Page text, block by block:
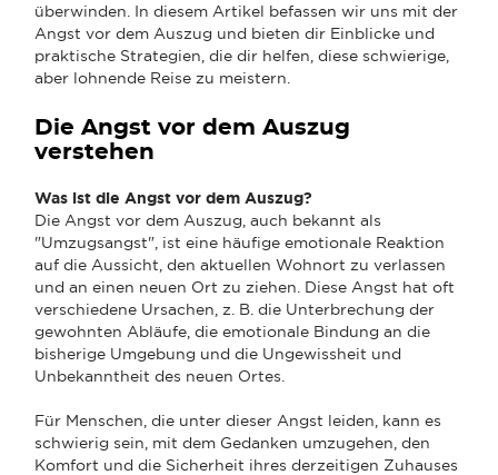
überwinden. In diesem Artikel befassen wir uns mit der
Angst vor dem Auszug und bieten dir Einblicke und
praktische Strategien, die dir helfen, diese schwierige,
aber lohnende Reise zu meistern.
Die Angst vor dem Auszug
verstehen
Was ist die Angst vor dem Auszug?
Die Angst vor dem Auszug, auch bekannt als
"Umzugsangst", ist eine häufige emotionale Reaktion
auf die Aussicht, den aktuellen Wohnort zu verlassen
und an einen neuen Ort zu ziehen. Diese Angst hat oft
verschiedene Ursachen, z. B. die Unterbrechung der
gewohnten Abläufe, die emotionale Bindung an die
bisherige Umgebung und die Ungewissheit und
Unbekanntheit des neuen Ortes.
Für Menschen, die unter dieser Angst leiden, kann es
schwierig sein, mit dem Gedanken umzugehen, den
Komfort und die Sicherheit ihres derzeitigen Zuhauses